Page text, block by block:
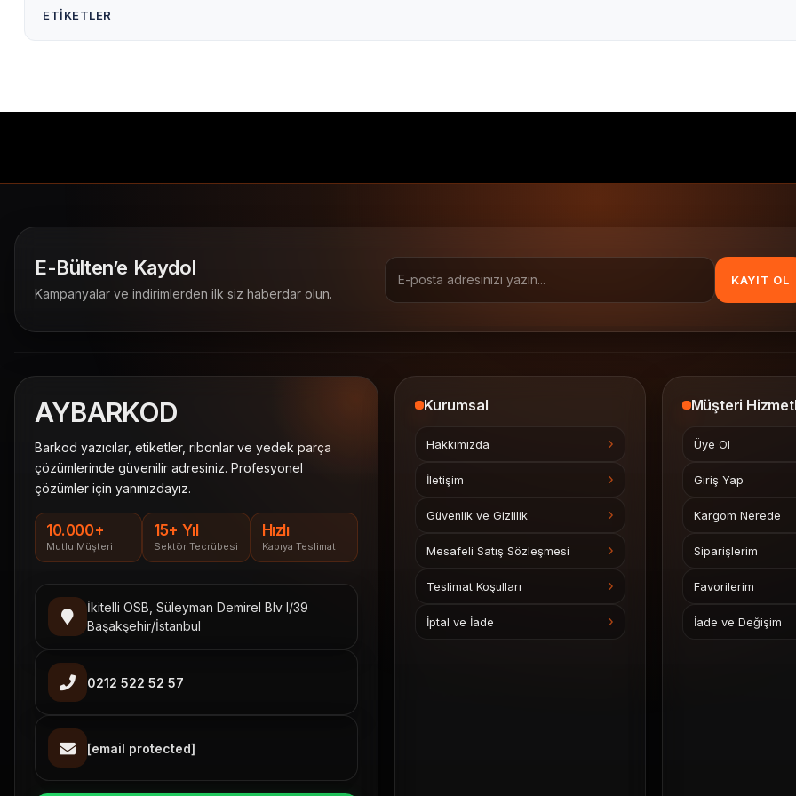
ETIKETLER
E-Bülten’e Kaydol
Kampanyalar ve indirimlerden ilk siz haberdar olun.
KAYIT OL
AYBARKOD
Barkod yazıcılar, etiketler, ribonlar ve yedek parça
çözümlerinde güvenilir adresiniz. Profesyonel
çözümler için yanınızdayız.
10.000+
Mutlu Müşteri
15+ Yıl
Sektör Tecrübesi
Hızlı
Kapıya Teslimat
İkitelli OSB, Süleyman Demirel Blv I/39
Başakşehir/İstanbul
0212 522 52 57
[email protected]
Kurumsal
Hakkımızda
İletişim
Güvenlik ve Gizlilik
Mesafeli Satış Sözleşmesi
Teslimat Koşulları
İptal ve İade
Müşteri
Üye Ol
Giriş Yap
Kargom Nerede
Siparişlerim
Favorilerim
İade ve Değişim